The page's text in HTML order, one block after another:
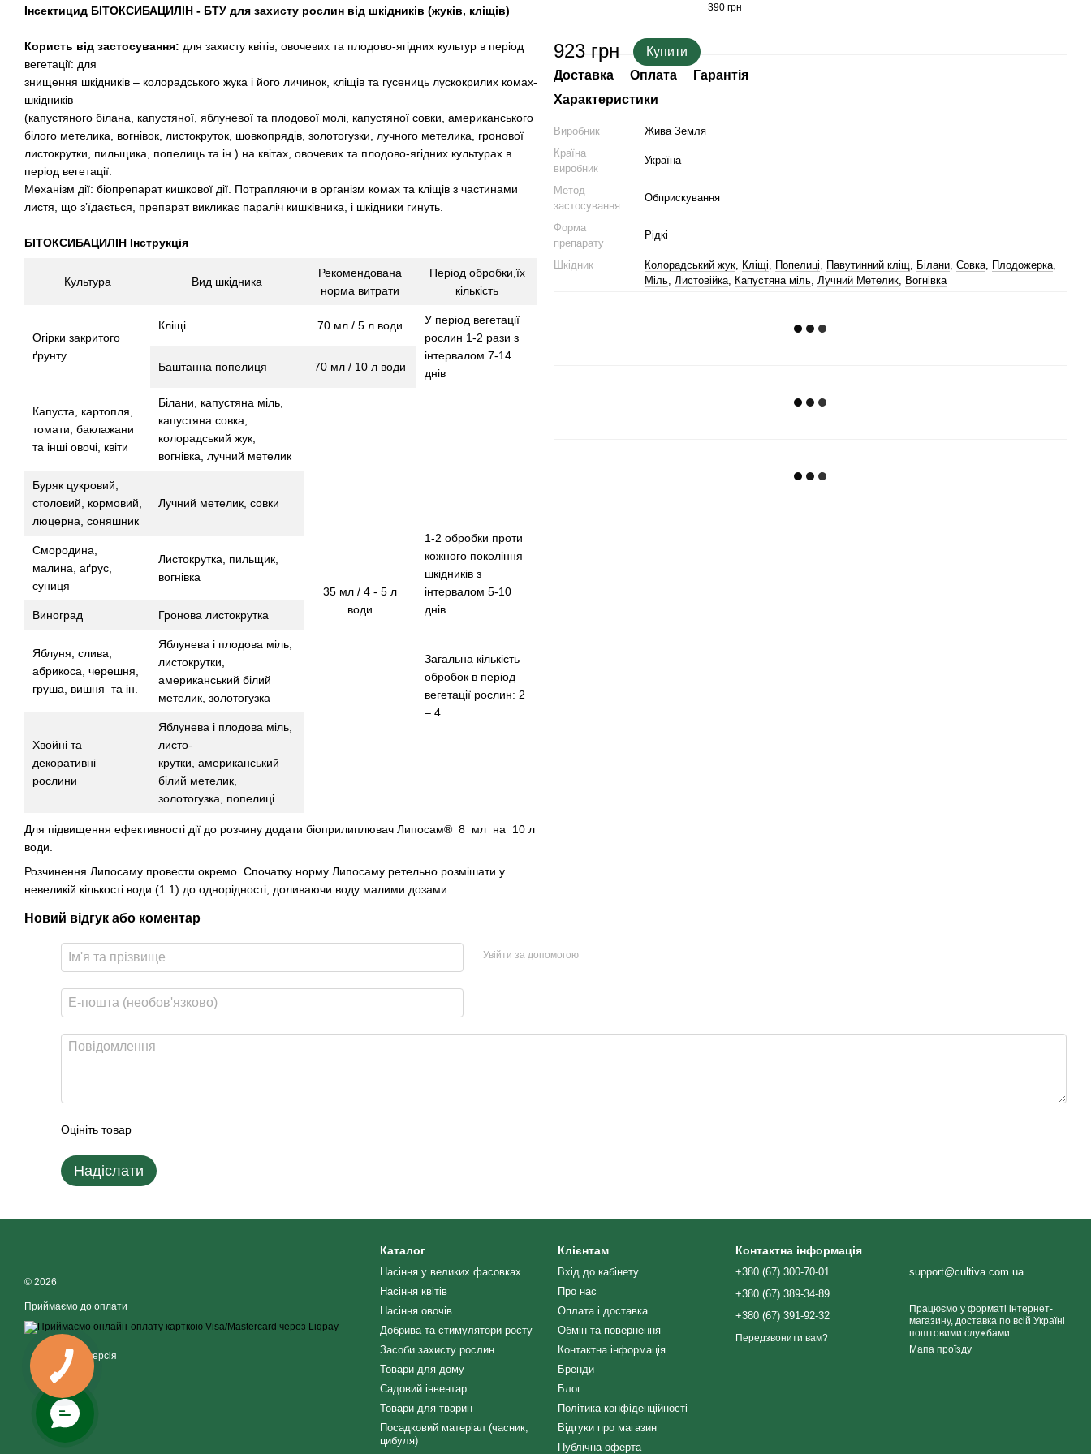
Інсектицид БІТОКСИБАЦИЛІН - БТУ для захисту рослин від шкідників (жуків, кліщів)
Користь від застосування: для захисту квітів, овочевих та плодово-ягідних культур в період
вегетації: для
знищення шкідників – колорадського жука і його личинок, кліщів та гусениць лускокрилих комах-
шкідників
(капустяного білана, капустяної, яблуневої та плодової молі, капустяної совки, американського
білого метелика, вогнівок, листокруток, шовкопрядів, золотогузки, лучного метелика, гронової
листокрутки, пильщика, попелиць та ін.) на квітах, овочевих та плодово-ягідних культурах в
період вегетації.
Механізм дії: біопрепарат кишкової дії. Потрапляючи в організм комах та кліщів з частинами
листя, що з’їдається, препарат викликає параліч кишківника, і шкідники гинуть.
БІТОКСИБАЦИЛІН Інструкція
Культура Вид шкідника
Рекомендована
норма витрати
Період обробки,їх
кількість
Огірки закритого
ґрунту
Кліщі 70 мл / 5 л води
У період вегетації
рослин 1-2 рази з
інтервалом 7-14
днів
Баштанна попелиця 70 мл / 10 л води
Капуста, картопля,
томати, баклажани
та інші овочі, квіти
Білани, капустяна міль,
капустяна совка,
колорадський жук,
вогнівка, лучний метелик
35 мл / 4 - 5 л
води
1-2 обробки проти
кожного покоління
шкідників з
інтервалом 5-10
днів
Загальна кількість
обробок в період
вегетації рослин: 2
– 4
Буряк цукровий,
столовий, кормовий,
люцерна, соняшник
Лучний метелик, совки
Смородина,
малина, аґрус,
суниця
Листокрутка, пильщик,
вогнівка
Виноград Гронова листокрутка
Яблуня, слива,
абрикоса, черешня,
груша, вишня та ін.
Яблунева і плодова міль,
листокрутки,
американський білий
метелик, золотогузка
Хвойні та
декоративні
рослини
Яблунева і плодова міль,
листо-
крутки, американський
білий метелик,
золотогузка, попелиці
Для підвищення ефективності дії до розчину додати біоприлиплювач Липосам® 8 мл на 10 л
води.
Розчинення Липосаму провести окремо. Спочатку норму Липосаму ретельно розмішати у
невеликій кількості води (1:1) до однорідності, доливаючи воду малими дозами.
390 грн
923 грн Купити
Доставка Оплата
Гарантія
Характеристики
Виробник
Жива Земля
Країна
виробник
Україна
Метод
застосування
Обприскування
Форма
препарату
Рідкі
Шкідник Колорадський жук, Кліщі, Попелиці, Павутинний кліщ, Білани, Совка, Плодожерка,
Міль, Листовійка, Капустяна міль, Лучний Метелик, Вогнівка
Новий відгук або коментар
Увійти за допомогою
Оцініть товар
Надіслати
© 2026
Приймаємо до оплати
Мобільна версія
Каталог
Насіння у великих фасовках
Насіння квітів
Насіння овочів
Добрива та стимулятори росту
Засоби захисту рослин
Товари для дому
Садовий інвентар
Товари для тварин
Посадковий матеріал (часник,
цибуля)
Клієнтам
Вхід до кабінету
Про нас
Оплата і доставка
Обмін та повернення
Контактна інформація
Бренди
Блог
Політика конфіденційності
Відгуки про магазин
Публічна оферта
Контактна інформація
+380 (67) 300-70-01
+380 (67) 389-34-89
+380 (67) 391-92-32
Передзвонити вам?
support@cultiva.com.ua
Працюємо у форматі інтернет-
магазину, доставка по всій Україні
поштовими службами
Мапа проїзду